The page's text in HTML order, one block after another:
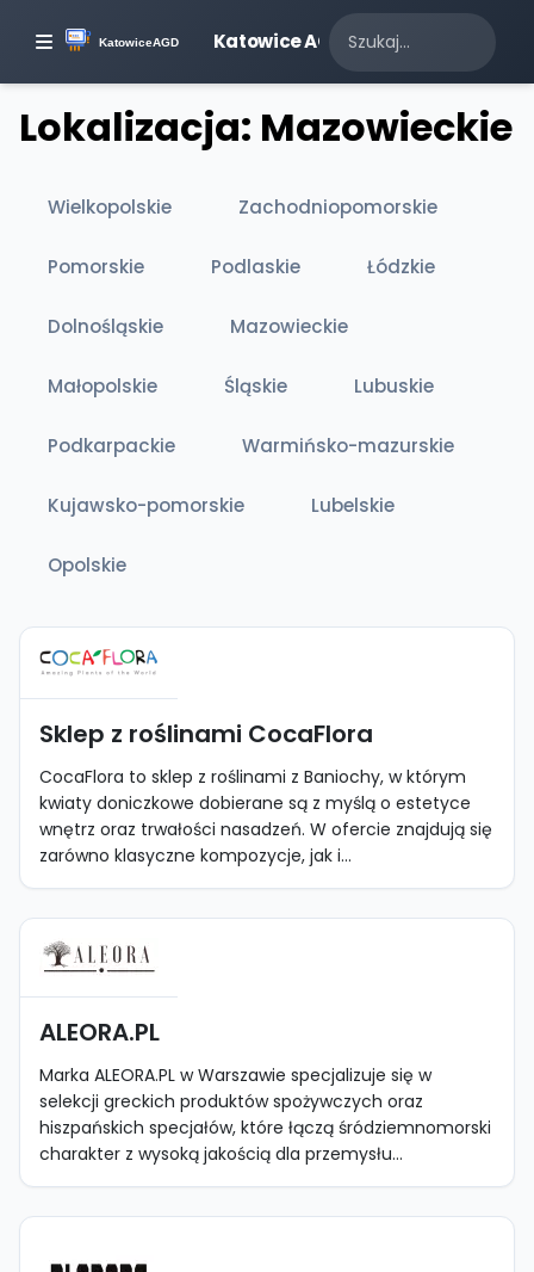
Katowice AGD
Lokalizacja: Mazowieckie
Wielkopolskie Zachodniopomorskie
Pomorskie Podlaskie Łódzkie
Dolnośląskie Mazowieckie
Małopolskie Śląskie Lubuskie
Podkarpackie Warmińsko-mazurskie
Kujawsko-pomorskie Lubelskie
Opolskie
Sklep z roślinami CocaFlora
CocaFlora to sklep z roślinami z Baniochy, w którym
kwiaty doniczkowe dobierane są z myślą o estetyce
wnętrz oraz trwałości nasadzeń. W ofercie znajdują się
zarówno klasyczne kompozycje, jak i...
ALEORA.PL
Marka ALEORA.PL w Warszawie specjalizuje się w
selekcji greckich produktów spożywczych oraz
hiszpańskich specjałów, które łączą śródziemnomorski
charakter z wysoką jakością dla przemysłu...